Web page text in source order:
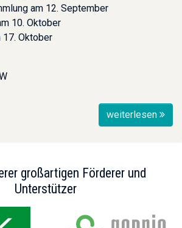
am 12. September
10. Oktober
Oktober
weiterlesen
großartigen Förderer und
Unterstützer